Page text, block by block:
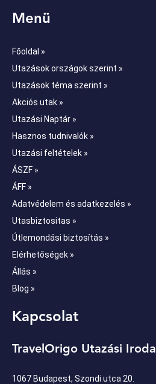
Menü
Főoldal »
Utazások országok szerint »
Utazások téma szerint »
Akciós utak »
Utazási Naptár »
Hasznos tudnivalók »
Utazási feltételek »
ÁSZF »
ÁFF »
Adatvédelem és adatkezelés »
Utasbiztositas »
Útlemondási biztosítás »
Elérhetőségek »
Állás »
Blog »
Kapcsolat
TravelOrigo Utazási Iroda
1067 Budapest, Szondi utca 20.